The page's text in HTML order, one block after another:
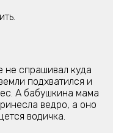
не спрашивал куда
подхватился и
А бабушкина мама
ведро, а оно
водичка.